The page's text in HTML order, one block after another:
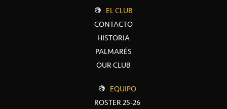
EL CLUB
CONTACTO
HISTORIA
PALMARÉS
OUR CLUB
EQUIPO
ROSTER 25-26